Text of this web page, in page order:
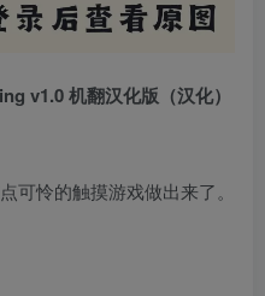
v1.0 机翻汉化版（汉化）
可怜的触摸游戏做出来了。